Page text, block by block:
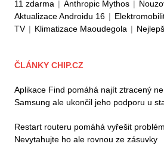
11 zdarma | Anthropic Mythos |
Aktualizace Androidu 16 |
TV | Klimatizace Maoudegola |
ČLÁNKY CHIP.CZ
Aplikace Find pomáhá najít ztracený
Samsung ale ukončil jeho podporu u
Restart routeru pomáhá vyřešit
Nevytahujte ho ale rovnou ze zásuvky